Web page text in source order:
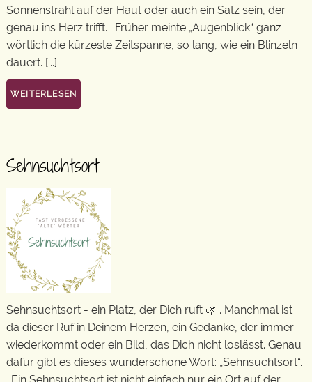
Sonnenstrahl auf der Haut oder auch ein Satz sein, der
genau ins Herz trifft. . Früher meinte „Augenblick“ ganz
wörtlich die kürzeste Zeitspanne, so lang, wie ein Blinzeln
dauert. [...]
WEITERLESEN
Sehnsuchtsort
Sehnsuchtsort - ein Platz, der Dich ruft 🌿 . Manchmal ist
da dieser Ruf in Deinem Herzen, ein Gedanke, der immer
wiederkommt oder ein Bild, das Dich nicht loslässt. Genau
dafür gibt es dieses wunderschöne Wort: „Sehnsuchtsort“.